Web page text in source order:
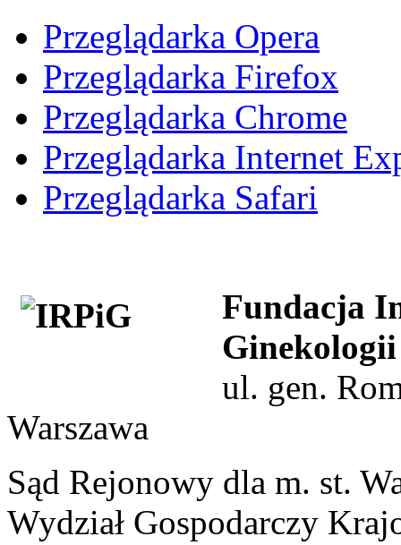
Przeglądarka Opera
Przeglądarka Firefox
Przeglądarka Chrome
Przeglądarka Internet
Przeglądarka Safari
Fundacja
Ginekologii
ul. gen.
Warszawa
Sąd Rejonowy dla m. st.
Wydział Gospodarczy